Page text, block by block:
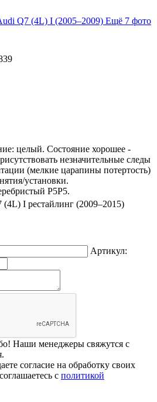
Ещё 7 фото
целый. Состояние хорошее -
незначительные следы
(мелкие царапины потертость)
установки.
P5P5.
(4L) I рестайлинг (2009–2015)
Артикул:
Наши менеджеры свяжутся с
согласие на обработку своих
с политикой